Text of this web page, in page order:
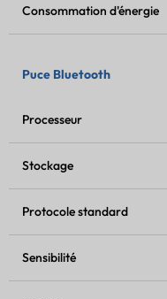
Consommation d'énergie
Puce Bluetooth
Processeur
Stockage
Protocole standard
Sensibilité